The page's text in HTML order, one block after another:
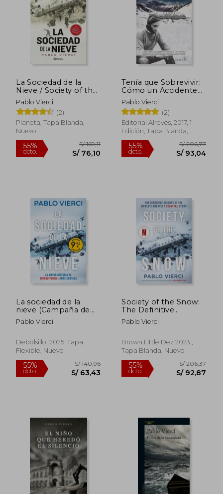
45%
dcto.
50%
dcto.
La Sociedad de la
Nieve / Society of the
Snow
Pablo Vierci
(2)
Planeta, Tapa Blanda,
Nuevo
55%
Tenía que Sobrevivir:
Cómo un Accidente
Aéreo en los Andes
Inspiró mi Vocación
Para Salvar Vidas
Pablo Vierci
(2)
Editorial Alrevés, 2017, 1
Edición, Tapa Blanda,
Nuevo
55%
La sociedad de la
nieve (Campaña de
verano edición
limitada)
Pablo Vierci
Debolsillo, 2025, Tapa
Flexible, Nuevo
Society of the Snow:
The Definitive
Account of the
World's Greatest
Pablo Vierci
Brown Little Dez 2023,,
Tapa Blanda, Nuevo